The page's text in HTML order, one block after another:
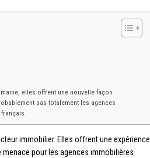
elles offrent une nouvelle façon
pas totalement les agences
immobilier. Elles offrent une expérience
menace pour les agences immobilières